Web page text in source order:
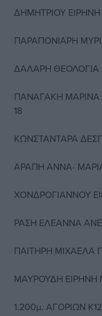
ΔΗΜΗΤΡΙΟΥ ΕΙΡΗΝΗ
ΠΑΡΑΠΟΝΙΑΡΗ
ΔΑΛΑΡΗ ΘΕΟΛΟΓΙΑ
ΠΑΝΑΓΑΚΗ ΜΑΡΙΝΑ
18
ΚΩΝΣΤΑΝΤΑΡΑ
ΑΡΑΠΗ ΑΝΝΑ-
ΧΟΝΔΡΟΓΙΑΝΝΟΥ
ΡΑΣΗ ΕΛΕΑΝΝΑ
ΠΑΙΤΗΡΗ ΜΙΧΑΕΛΑ
ΜΑΥΡΟΥΔΗ ΕΙΡΗΝΗ
1.200μ. ΑΓΟΡΙΩΝ Κ12